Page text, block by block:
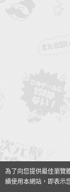
為了向您提供最佳瀏覽
續使用本網站，即表示